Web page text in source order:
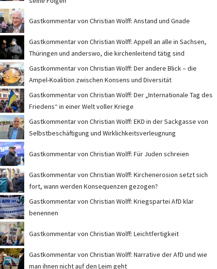
Gastkommentar von Christian Wolff: Anstand und Gnade
Gastkommentar von Christian Wolff: Appell an alle in Sachsen,
Thüringen und anderswo, die kirchenleitend tätig sind
Gastkommentar von Christian Wolff: Der andere Blick – die
Ampel-Koalition zwischen Konsens und Diversität
Gastkommentar von Christian Wolff: Der „Internationale Tag des
Friedens“ in einer Welt voller Kriege
Gastkommentar von Christian Wolff: EKD in der Sackgasse von
Selbstbeschäftigung und Wirklichkeitsverleugnung
Gastkommentar von Christian Wolff: Für Juden schreien
Gastkommentar von Christian Wolff: Kirchenerosion setzt sich
fort, wann werden Konsequenzen gezogen?
Gastkommentar von Christian Wolff: Kriegspartei AfD klar
benennen
Gastkommentar von Christian Wolff: Leichtfertigkeit
Gastkommentar von Christian Wolff: Narrative der AfD und wie
man ihnen nicht auf den Leim geht